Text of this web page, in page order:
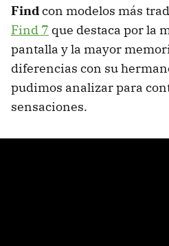
Findcon modelos más
Find 7 que destaca por la
pantalla y la mayor
diferencias con su
pudimos analizar para
sensaciones.